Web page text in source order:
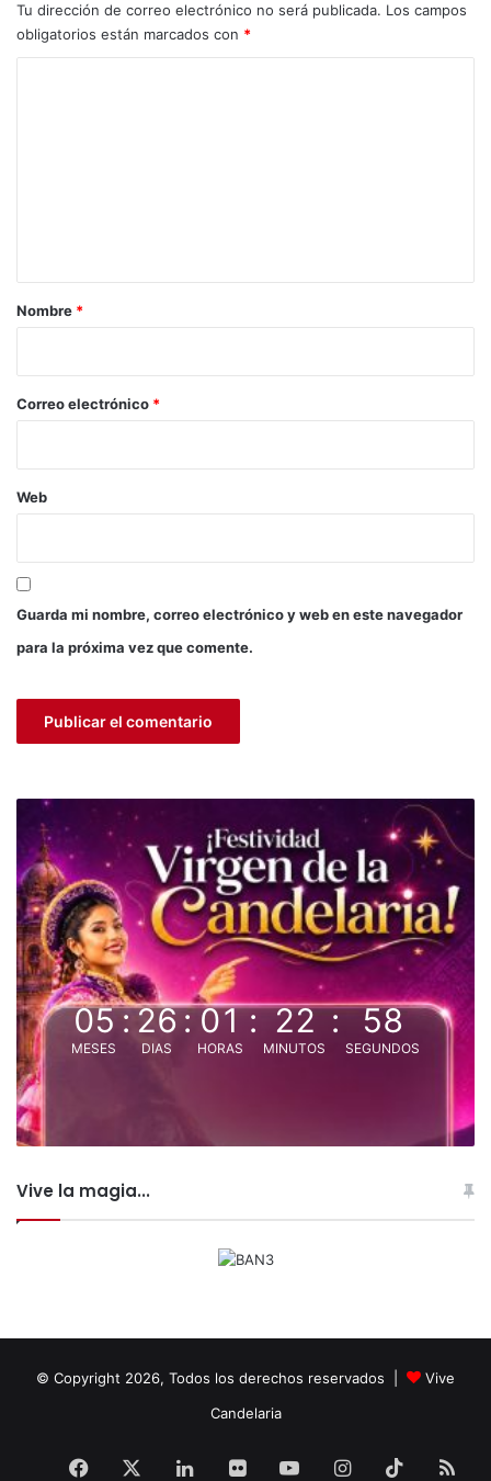
Tu dirección de correo electrónico no será publicada. Los campos
obligatorios están marcados con *
r
*
Nombre *
Correo electrónico *
Web
Guarda mi nombre, correo electrónico y web en este navegador
para la próxima vez que comente.
05
MESES
:26
DIAS
:01
HORAS
: 22
MINUTOS
: 57
SEGUNDOS
Vive la magia...
© Copyright 2026, Todos los derechos reservados |
Vive
Candelaria
Facebook LinkedInFlickr YouTubeInstagram
TikTok